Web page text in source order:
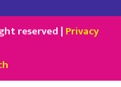
reserved | Privacy